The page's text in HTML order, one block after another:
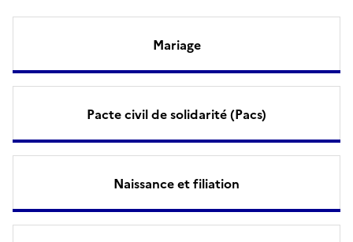
Mariage
Pacte civil de solidarité (Pacs)
Naissance et filiation